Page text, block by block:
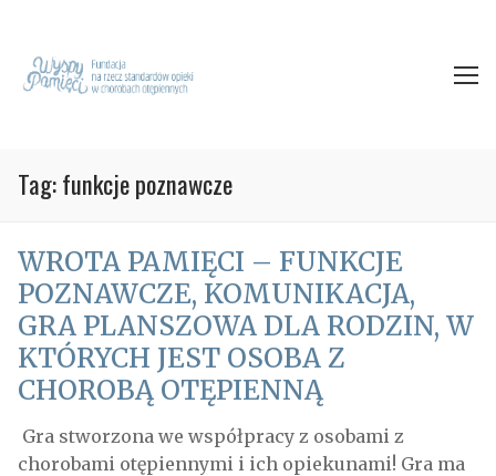
Tag: funkcje poznawcze
WROTA PAMIĘCI – FUNKCJE
POZNAWCZE, KOMUNIKACJA,
GRA PLANSZOWA DLA RODZIN, W
KTÓRYCH JEST OSOBA Z
CHOROBĄ OTĘPIENNĄ
Gra stworzona we współpracy z osobami z
chorobami otępiennymi i ich opiekunami! Gra ma